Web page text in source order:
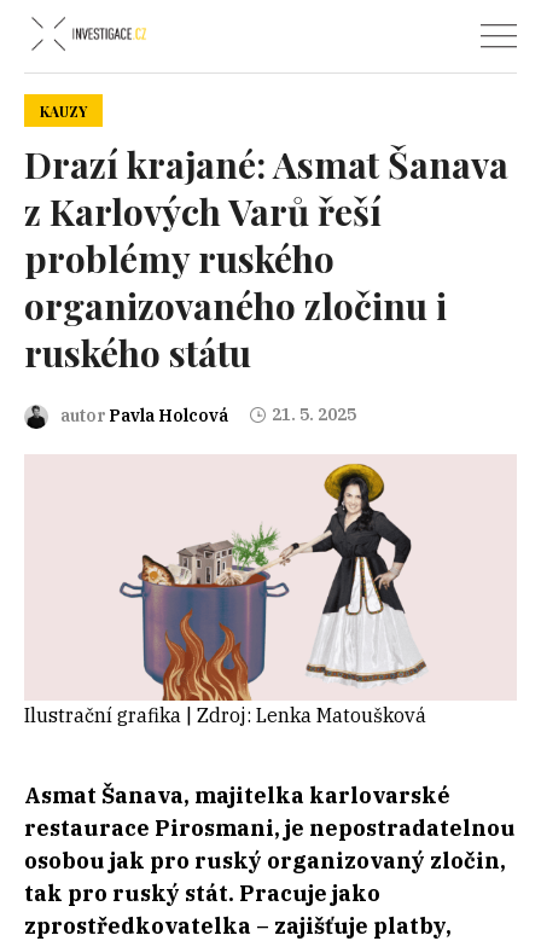
KAUZY
Drazí krajané: Asmat Šanava
z Karlových Varů řeší
problémy ruského
organizovaného zločinu i
ruského státu
autor Pavla Holcová 21. 5. 2025
Ilustrační grafika | Zdroj: Lenka Matoušková
Asmat Šanava, majitelka karlovarské
restaurace Pirosmani, je nepostradatelnou
osobou jak pro ruský organizovaný zločin,
tak pro ruský stát. Pracuje jako
zprostředkovatelka – zajišťuje platby,